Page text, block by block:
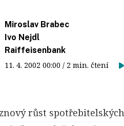
Miroslav Brabec
Ivo Nejdl
Raiffeisenbank
11. 4. 2002 00:00 / 2 min. čtení
růst